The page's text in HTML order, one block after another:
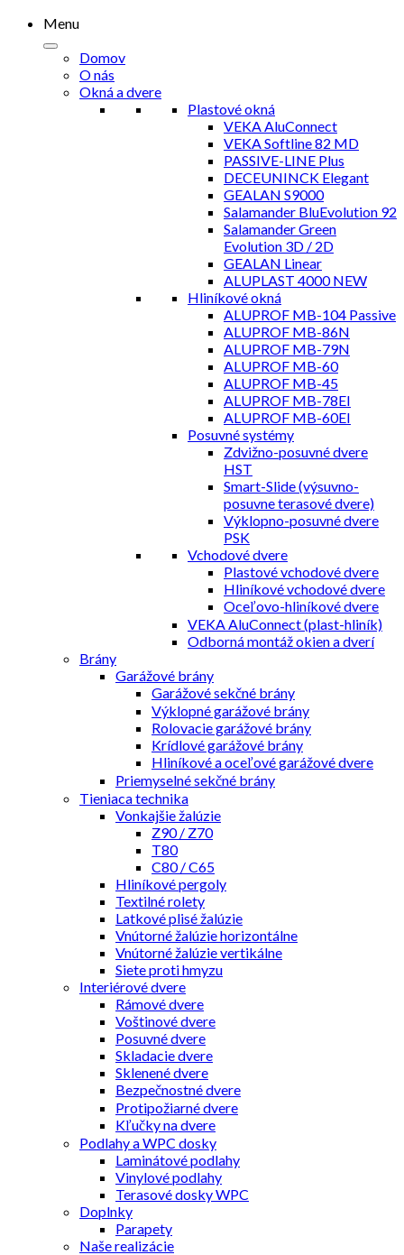
Menu
Domov
O nás
Okná a dvere
Plastové okná
VEKA AluConnect
VEKA Softline 82 MD
PASSIVE-LINE Plus
DECEUNINCK Elegant
GEALAN S9000
Salamander BluEvolution 92
Salamander Green
Evolution 3D / 2D
GEALAN Linear
ALUPLAST 4000 NEW
Hliníkové okná
ALUPROF MB-104 Passive
ALUPROF MB-86N
ALUPROF MB-79N
ALUPROF MB-60
ALUPROF MB-45
ALUPROF MB-78EI
ALUPROF MB-60EI
Posuvné systémy
Zdvižno-posuvné dvere
HST
Smart-Slide (výsuvno-
posuvne terasové dvere)
Výklopno-posuvné dvere
PSK
Vchodové dvere
Plastové vchodové dvere
Hliníkové vchodové dvere
Oceľovo-hliníkové dvere
VEKA AluConnect (plast-hliník)
Odborná montáž okien a dverí
Brány
Garážové brány
Garážové sekčné brány
Výklopné garážové brány
Rolovacie garážové brány
Krídlové garážové brány
Hliníkové a oceľové garážové dvere
Priemyselné sekčné brány
Tieniaca technika
Vonkajšie žalúzie
Z90 / Z70
T80
C80 / C65
Hliníkové pergoly
Textilné rolety
Latkové plisé žalúzie
Vnútorné žalúzie horizontálne
Vnútorné žalúzie vertikálne
Siete proti hmyzu
Interiérové dvere
Rámové dvere
Voštinové dvere
Posuvné dvere
Skladacie dvere
Sklenené dvere
Bezpečnostné dvere
Protipožiarné dvere
Kľučky na dvere
Podlahy a WPC dosky
Laminátové podlahy
Vinylové podlahy
Terasové dosky WPC
Doplnky
Parapety
Naše realizácie